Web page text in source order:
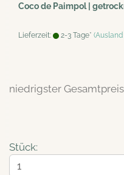
Coco de Paimpol |
Lieferzeit: 2-3 Tage*
niedrigster
Stück: